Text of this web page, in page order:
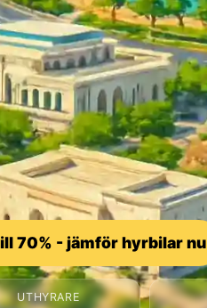
70% - jämför hyrbilar nu
UTHYRARE